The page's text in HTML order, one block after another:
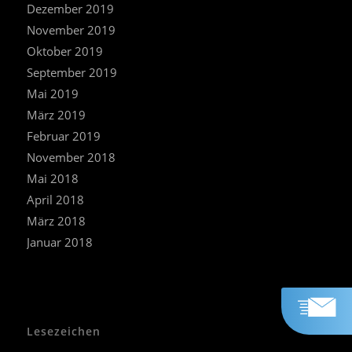
Dezember 2019
November 2019
Oktober 2019
September 2019
Mai 2019
März 2019
Februar 2019
November 2018
Mai 2018
April 2018
März 2018
Januar 2018
Lesezeichen